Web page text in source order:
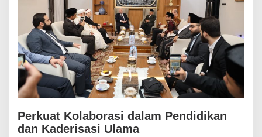
Perkuat Kolaborasi dalam Pendidikan
dan Kaderisasi Ulama